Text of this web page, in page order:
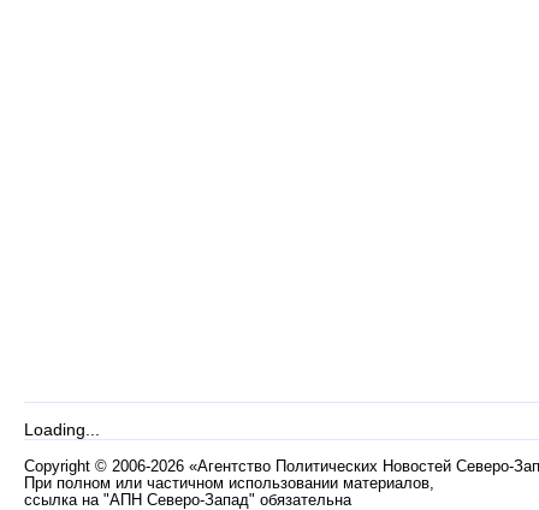
Loading...
Copyright © 2006-2026 «Агентство Политических Новостей Северо-
При полном или частичном использовании материалов,
ссылка на "АПН Северо-Запад" обязательна